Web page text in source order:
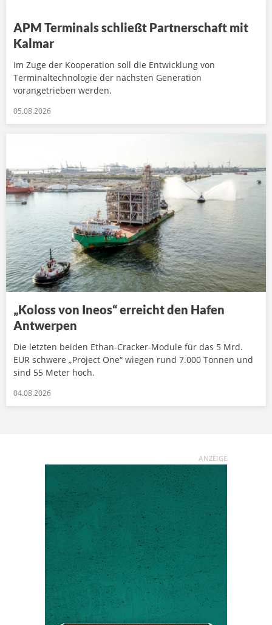
APM Terminals schließt Partnerschaft mit
Kalmar
Im Zuge der Kooperation soll die Entwicklung von
Terminaltechnologie der nächsten Generation
vorangetrieben werden.
05.08.2026
„Koloss von Ineos“ erreicht den Hafen
Antwerpen
Die letzten beiden Ethan-Cracker-Module für das 5 Mrd.
EUR schwere „Project One“ wiegen rund 7.000 Tonnen und
sind 55 Meter hoch.
04.08.2026
ANZEIGE